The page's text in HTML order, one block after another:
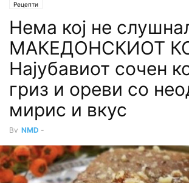
Рецепти
Нема кој не
МАКЕДОНСКИОТ
Најубавиот сочен
гриз и ореви со
мирис и вкус
By NMD -